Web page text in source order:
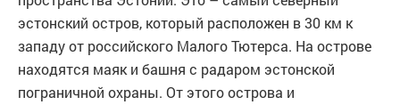
эстонский остров, который расположен в 30 км к
западу от российского Малого Тютерса. На острове
находятся маяк и башня с радаром эстонской
пограничной охраны. От этого острова и